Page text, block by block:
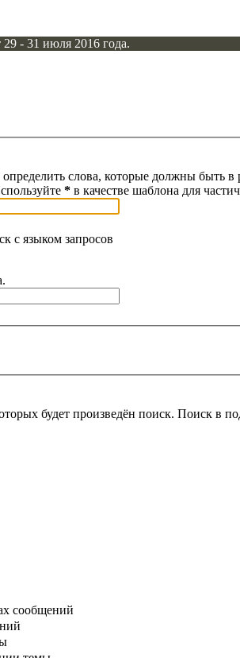
- 31 июля 2016 года.
слова, которые должны быть в
* в качестве шаблона для
с языком запросов
будет произведён поиск. Поиск в
сообщений